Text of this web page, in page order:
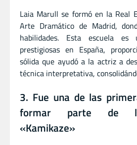
Laia Marull se formó en la Real
Arte Dramático de Madrid,
habilidades. Esta escuela
prestigiosas en España,
sólida que ayudó a la actriz a
técnica interpretativa,
3. Fue una de las
formar parte de
«Kamikaze»